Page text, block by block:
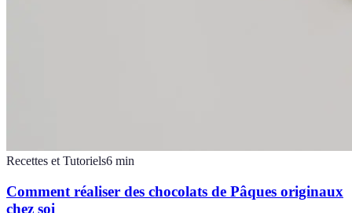
Recettes et Tutoriels6 min
Comment réaliser des chocolats de Pâques originaux
chez soi